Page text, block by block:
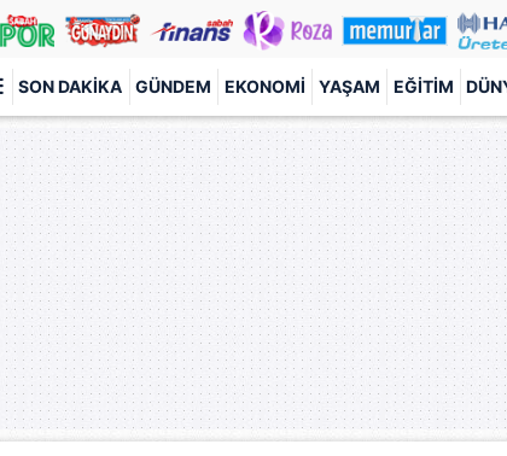
SON DAKIKA GÜNDEM EKONOMI YAŞAM EĞITIM